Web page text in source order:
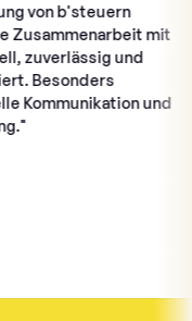
b'steuern
mit
und
und